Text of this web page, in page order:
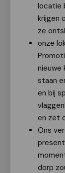
locatie
krijgen
ze
onze
nieuwe
staan
en bij
en zet
Ons
dorp